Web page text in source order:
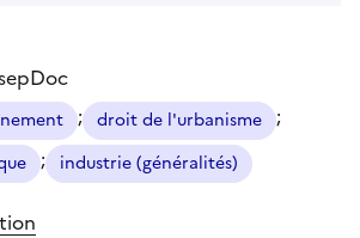
; droit de l'urbanisme ;
; industrie (généralités)